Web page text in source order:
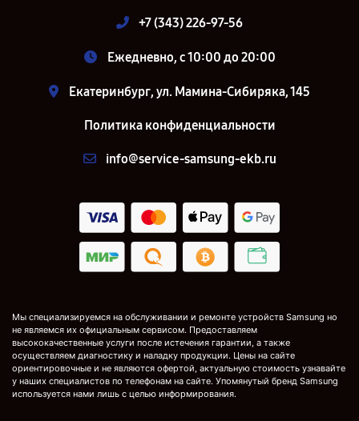
+7 (343) 226-97-56
Ежедневно, с 10:00 до 20:00
Екатеринбург, ул. Мамина-Сибиряка, 145
Политика конфиденциальности
info@service-samsung-ekb.ru
Мы специализируемся на обслуживании и ремонте устройств Samsung но
не являемся их официальным сервисом. Предоставляем
высококачественные услуги после истечения гарантии, а также
осуществляем диагностику и наладку продукции. Цены на сайте
ориентировочные и не являются офертой, актуальную стоимость узнавайте
у наших специалистов по телефонам на сайте. Упомянутый бренд Samsung
используется нами лишь с целью информирования.